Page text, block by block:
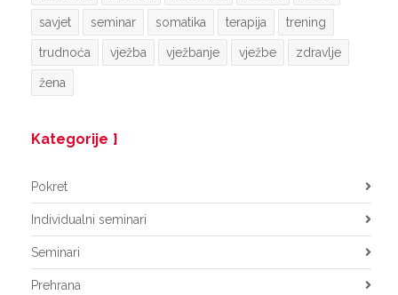
savjet seminar somatika terapija trening
trudnoća vježba vježbanje vježbe zdravlje
žena
Kategorije
Pokret
Individualni seminari
Seminari
Prehrana